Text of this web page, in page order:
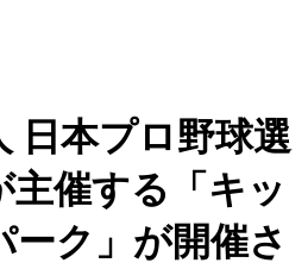
日本プロ野球選
主催する「キッ
ーク」が開催さ